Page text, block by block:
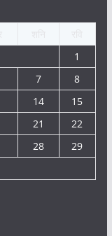
1
7
8
14
15
21
22
28
29